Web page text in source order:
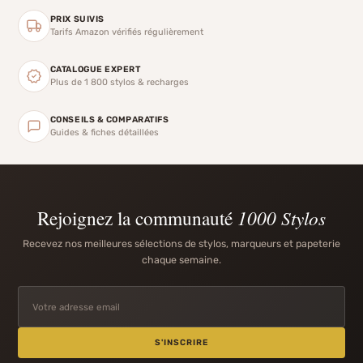
PRIX SUIVIS
Tarifs Amazon vérifiés régulièrement
CATALOGUE EXPERT
Plus de 1 800 stylos & recharges
CONSEILS & COMPARATIFS
Guides & fiches détaillées
Rejoignez la communauté 1000 Stylos
Recevez nos meilleures sélections de stylos, marqueurs et papeterie
chaque semaine.
S'INSCRIRE